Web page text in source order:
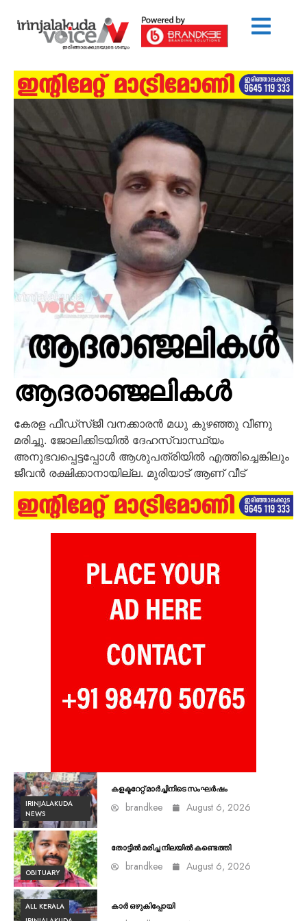
ആദരാഞ്ജലികൾ
കേരള ഫീഡ്‌സ്ജീ വനക്കാരൻ മധു കുഴഞ്ഞു വീണു
മരിച്ചു. ജോലിക്കിടയിൽ ദേഹസ്വാസ്ഥ്യം
അനുഭവപ്പെട്ടപ്പോൾ ആശുപത്രിയിൽ എത്തിച്ചെങ്കിലും
ജീവൻ രക്ഷിക്കാനായില്ല. മുരിയാട് ആണ് വീട്
IRINJALAKUDA
NEWS
കളക്ടറേറ്റ് മാർച്ചിനിടെ സംഘർഷം
brandkee August 6, 2026
OBITUARY
തോട്ടിൽ മരിച്ച നിലയിൽ കണ്ടെത്തി
brandkee August 6, 2026
ALL KERALA
കാർ ഒഴുകിപ്പോയി